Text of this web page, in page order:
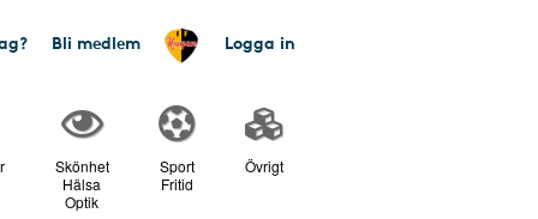
Bli medlem Logga in
Skönhet
Hälsa
Optik
Sport
Fritid
Övrigt